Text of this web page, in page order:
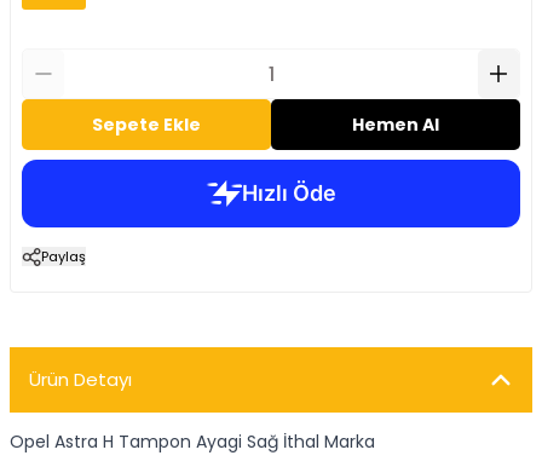
Sepete Ekle Hemen Al
Paylaş
Ürün Detayı
Opel Astra H Tampon Ayagi Sağ İthal Marka